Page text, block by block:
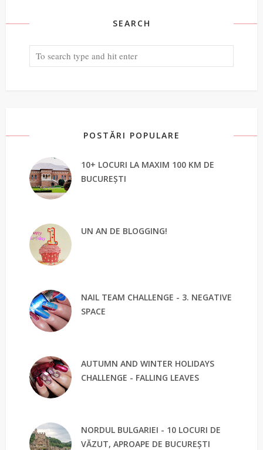
SEARCH
POSTĂRI POPULARE
10+ LOCURI LA MAXIM 100 KM DE
BUCUREȘTI
UN AN DE BLOGGING!
NAIL TEAM CHALLENGE - 3. NEGATIVE
SPACE
AUTUMN AND WINTER HOLIDAYS
CHALLENGE - FALLING LEAVES
NORDUL BULGARIEI - 10 LOCURI DE
VĂZUT, APROAPE DE BUCUREȘTI